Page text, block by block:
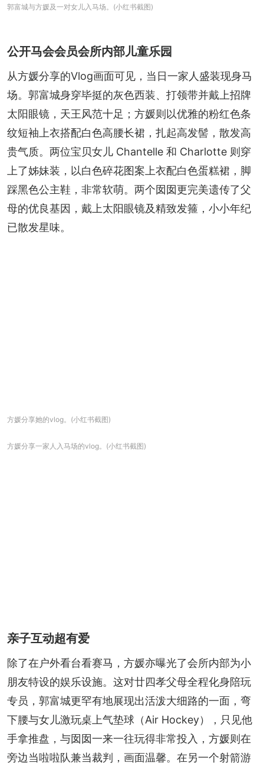
郭富城与方媛及一对女儿入马场。(小红书截图)
公开马会会员会所内部儿童乐园
从方媛分享的Vlog画面可见，当日一家人盛装现身马
场。郭富城身穿毕挺的灰色西装、打领带并戴上招牌
太阳眼镜，天王风范十足；方媛则以优雅的粉红色条
纹短袖上衣搭配白色高腰长裙，扎起高发髻，散发高
贵气质。两位宝贝女儿 Chantelle 和 Charlotte 则穿
上了姊妹装，以白色碎花图案上衣配白色蛋糕裙，脚
踩黑色公主鞋，非常软萌。两个囡囡更完美遗传了父
母的优良基因，戴上太阳眼镜及精致发箍，小小年纪
已散发星味。
方媛分享她的vlog。(小红书截图)
方媛分享一家人入马场的vlog。(小红书截图)
亲子互动超有爱
除了在户外看台看赛马，方媛亦曝光了会所内部为小
朋友特设的娱乐设施。这对廿四孝父母全程化身陪玩
专员，郭富城更罕有地展现出活泼大细路的一面，弯
下腰与女儿激玩桌上气垫球（Air Hockey），只见他
手拿推盘，与囡囡一来一往玩得非常投入，方媛则在
旁边当啦啦队兼当裁判，画面温馨。在另一个射箭游